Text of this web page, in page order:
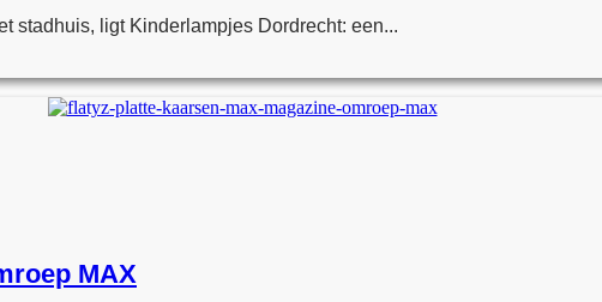
stadhuis, ligt Kinderlampjes Dordrecht: een...
MAX